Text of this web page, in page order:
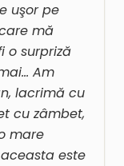
uşor pe
mă
o surpriză
Am
lacrimă cu
cu zâmbet,
mare
este